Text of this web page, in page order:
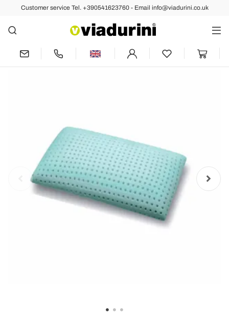
Customer service Tel. +390541623760 - Email info@viadurini.co.uk
Back Previous Next
Pillow in Memory Aloe Feel Perforated 15
cm Made in Italy, 2 pieces - Limoges